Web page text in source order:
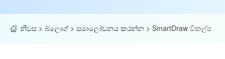
නිවස > බ්ලොග් > සමාලෝචනය කරන්න > SmartDraw විකල්ප